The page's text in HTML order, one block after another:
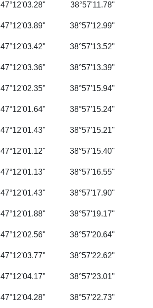
47°12'03.28" 38°57'11.78"
47°12'03.89" 38°57'12.99"
47°12'03.42" 38°57'13.52"
47°12'03.36" 38°57'13.39"
47°12'02.35" 38°57'15.94"
47°12'01.64" 38°57'15.24"
47°12'01.43" 38°57'15.21"
47°12'01.12" 38°57'15.40"
47°12'01.13" 38°57'16.55"
47°12'01.43" 38°57'17.90"
47°12'01.88" 38°57'19.17"
47°12'02.56" 38°57'20.64"
47°12'03.77" 38°57'22.62"
47°12'04.17" 38°57'23.01"
47°12'04.28" 38°57'22.73"